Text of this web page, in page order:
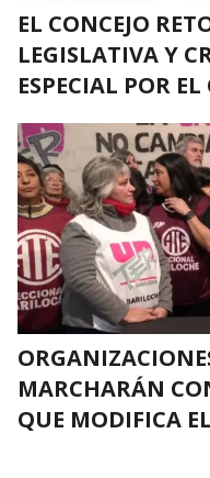
EL CONCEJO
LEGISLATIVA Y
ESPECIAL POR
MARCHARÁN
QUE MODIFICA